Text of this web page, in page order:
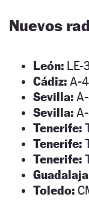
Nuevos
León: LE-
Cádiz: A-
Sevilla:
Sevilla:
Tenerife:
Tenerife:
Tenerife:
Toledo: